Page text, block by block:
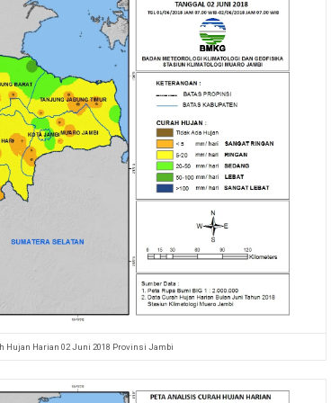
Hujan Harian 02 Juni 2018 Provinsi Jambi